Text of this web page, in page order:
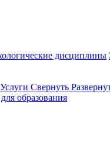
дисциплины
Услуги Свернуть
образования